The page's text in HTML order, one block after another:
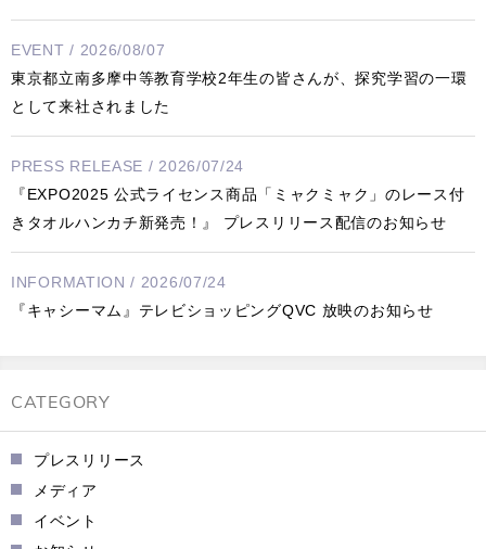
EVENT / 2026/08/07
東京都立南多摩中等教育学校2年生の皆さんが、探究学習の一環
として来社されました
PRESS RELEASE / 2026/07/24
『EXPO2025 公式ライセンス商品「ミャクミャク」のレース付
きタオルハンカチ新発売！』 プレスリリース配信のお知らせ
INFORMATION / 2026/07/24
『キャシーマム』テレビショッピングQVC 放映のお知らせ
CATEGORY
プレスリリース
メディア
イベント